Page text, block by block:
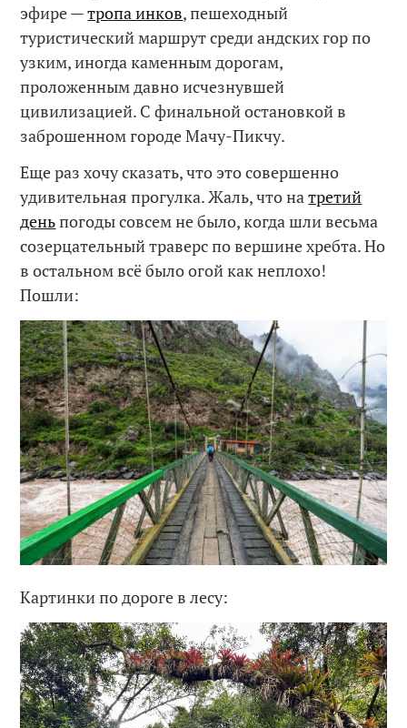
эфире —тропа инков, пешеходный
туристический маршрут среди андских гор по
узким, иногда каменным дорогам,
проложенным давно исчезнувшей
цивилизацией. С финальной остановкой в
заброшенном городе Мачу-Пикчу.
Еще раз хочу сказать, что это совершенно
удивительная прогулка. Жаль, что натретий
деньпогоды совсем не было, когда шли весьма
созерцательный траверс по вершине хребта. Но
в остальном всё было огой как неплохо!
Пошли:
Картинки по дороге в лесу: